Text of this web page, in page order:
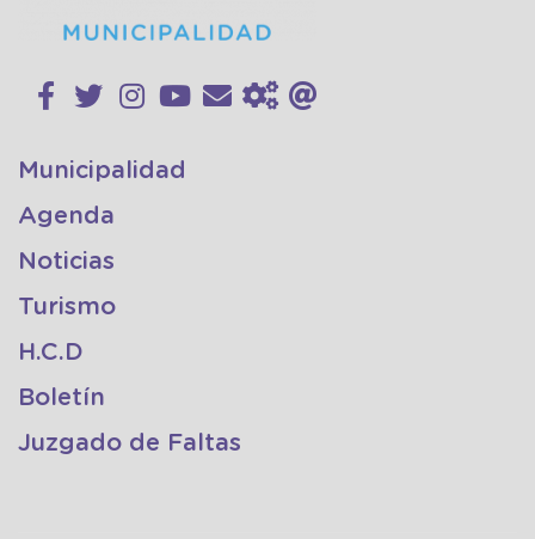
Municipalidad
Agenda
Noticias
Turismo
H.C.D
Boletín
Juzgado de Faltas